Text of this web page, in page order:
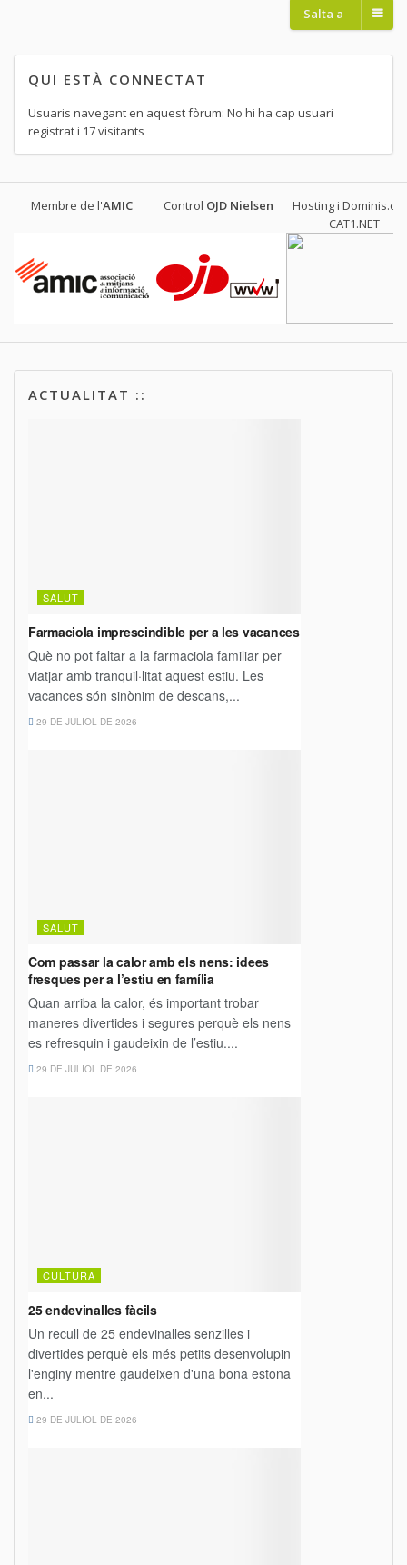
Salta a
QUI ESTÀ CONNECTAT
Usuaris navegant en aquest fòrum: No hi ha cap usuari
registrat i 17 visitants
Membre de l'AMIC Control OJD Nielsen
Hosting i
CAT1.NET
ACTUALITAT ::